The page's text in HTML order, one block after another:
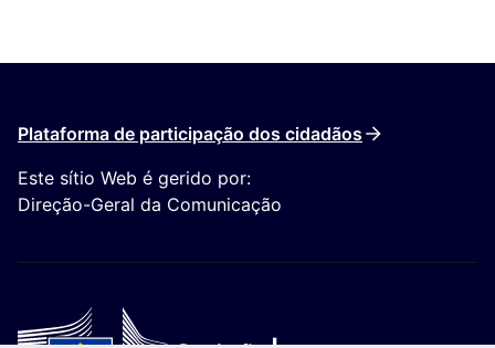
Plataforma de participação dos cidadãos
Este sítio Web é gerido por:
Direção-Geral da Comunicação